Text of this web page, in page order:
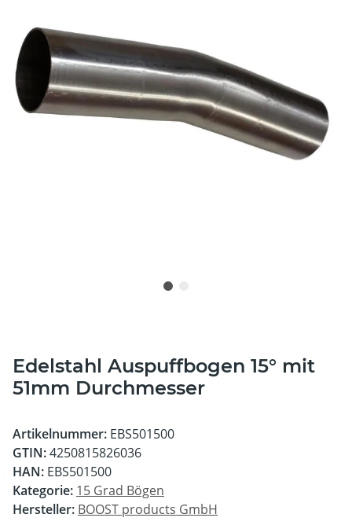
Edelstahl Auspuffbogen 15° mit
51mm Durchmesser
Artikelnummer: EBS501500
GTIN:4250815826036
HAN: EBS501500
Kategorie: 15 Grad Bögen
Hersteller: BOOST products GmbH